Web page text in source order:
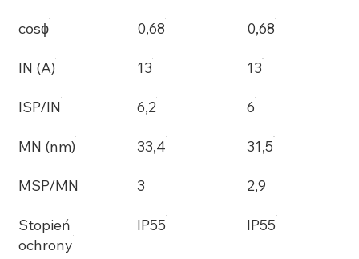
cosϕ 0,68 0,68
IN (A) 13 13
ISP/IN 6,2 6
MN (nm) 33,4 31,5
MSP/MN 3 2,9
Stopień
ochrony
IP55 IP55